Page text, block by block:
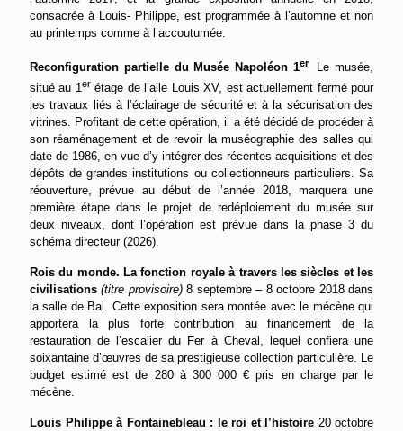
consacrée à Louis- Philippe, est programmée à l’automne et non
au printemps comme à l’accoutumée.
Reconfiguration partielle du Musée Napoléon 1er
Le musée,
situé au 1er étage de l’aile Louis XV, est actuellement fermé pour
les travaux liés à l’éclairage de sécurité et à la sécurisation des
vitrines. Profitant de cette opération, il a été décidé de procéder à
son réaménagement et de revoir la muséographie des salles qui
date de 1986, en vue d’y intégrer des récentes acquisitions et des
dépôts de grandes institutions ou collectionneurs particuliers. Sa
réouverture, prévue au début de l’année 2018, marquera une
première étape dans le projet de redéploiement du musée sur
deux niveaux, dont l’opération est prévue dans la phase 3 du
schéma directeur (2026).
Rois du monde. La fonction royale à travers les siècles et les
civilisations (titre provisoire)8 septembre – 8 octobre 2018 dans
la salle de Bal. Cette exposition sera montée avec le mécène qui
apportera la plus forte contribution au financement de la
restauration de l’escalier du Fer à Cheval, lequel confiera une
soixantaine d’œuvres de sa prestigieuse collection particulière. Le
budget estimé est de 280 à 300 000 € pris en charge par le
mécène.
Louis Philippe à Fontainebleau : le roi et l’histoire 20 octobre